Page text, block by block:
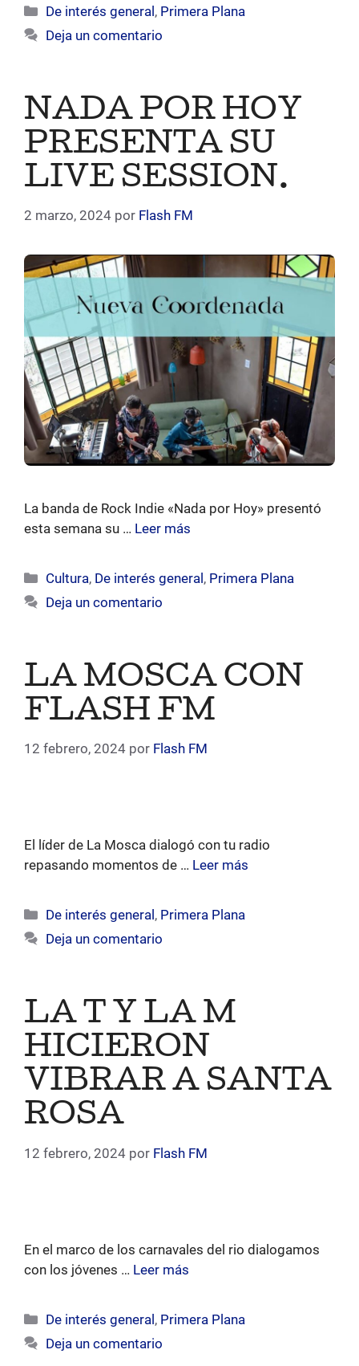
Categorías
De interés general, Primera Plana
Deja un comentario
NADA POR HOY
PRESENTA SU
LIVE SESSION.
2 marzo, 2024 por Flash FM
La banda de Rock Indie «Nada por Hoy» presentó
esta semana su … Leer más
Categorías
Cultura, De interés general, Primera Plana
Deja un comentario
LA MOSCA CON
FLASH FM
12 febrero, 2024 por Flash FM
El líder de La Mosca dialogó con tu radio
repasando momentos de … Leer más
Categorías
De interés general , Primera Plana
Deja un comentario
LA T Y LA M
HICIERON
VIBRAR A SANTA
ROSA
12 febrero, 2024 por Flash FM
En el marco de los carnavales del rio dialogamos
con los jóvenes … Leer más
Categorías
De interés general, Primera Plana
Deja un comentario